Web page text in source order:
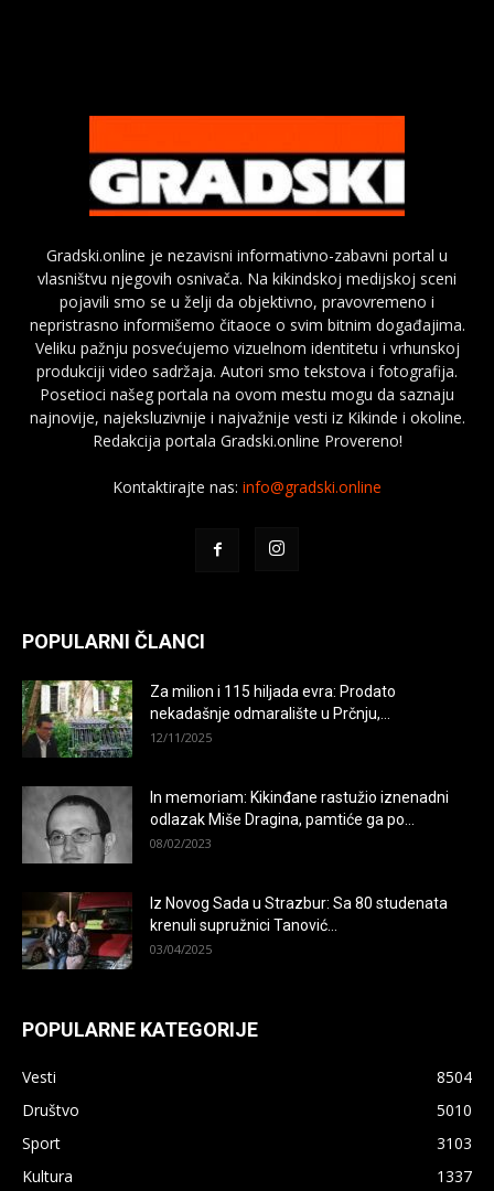
Gradski.online je nezavisni informativno-zabavni portal u
vlasništvu njegovih osnivača. Na kikindskoj medijskoj sceni
pojavili smo se u želji da objektivno, pravovremeno i
nepristrasno informišemo čitaoce o svim bitnim događajima.
Veliku pažnju posvećujemo vizuelnom identitetu i vrhunskoj
produkciji video sadržaja. Autori smo tekstova i fotografija.
Posetioci našeg portala na ovom mestu mogu da saznaju
najnovije, najeksluzivnije i najvažnije vesti iz Kikinde i okoline.
Redakcija portala Gradski.online Provereno!
Kontaktirajte nas: info@gradski.online
POPULARNI ČLANCI
Za milion i 115 hiljada evra: Prodato
nekadašnje odmaralište u Prčnju,...
12/11/2025
In memoriam: Kikinđane rastužio iznenadni
odlazak Miše Dragina, pamtiće ga po...
08/02/2023
Iz Novog Sada u Strazbur: Sa 80 studenata
krenuli supružnici Tanović...
03/04/2025
POPULARNE KATEGORIJE
Vesti
8504
Društvo
5010
Sport
3103
Kultura
1337